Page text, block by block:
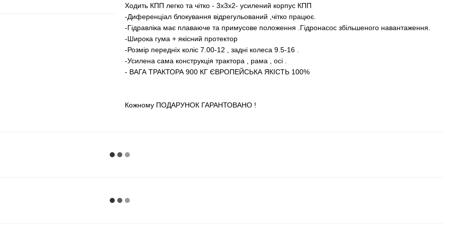
Ходить КПП легко та чітко - 3х3х2- усилений корпус КПП
-Диференціал блокування відрегульований ,чітко працює.
-Гідравліка має плаваюче та примусове положення .Гідронасос збільшеного навантаження.
-Широка гума + якісний протектор
-Розмір передніх коліс 7.00-12 , задні колеса 9.5-16 .
-Усилена сама конструкція трактора , рама , осі .
- ВАГА ТРАКТОРА 900 КГ ЄВРОПЕЙСЬКА ЯКІСТЬ 100%
Кожному ПОДАРУНОК ГАРАНТОВАНО !